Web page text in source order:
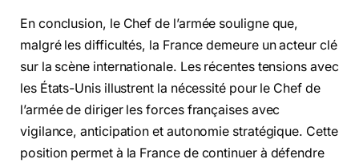
En conclusion, le Chef de l’armée souligne que,
malgré les difficultés, la France demeure un acteur clé
sur la scène internationale. Les récentes tensions avec
les États-Unis illustrent la nécessité pour le Chef de
l’armée de diriger les forces françaises avec
vigilance, anticipation et autonomie stratégique. Cette
position permet à la France de continuer à défendre